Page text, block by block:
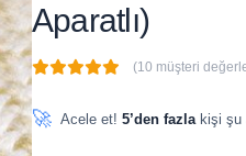
Aparatlı)
(10 müşteri
🔥
🚀 Acele et! 5’den fazlakişi şu